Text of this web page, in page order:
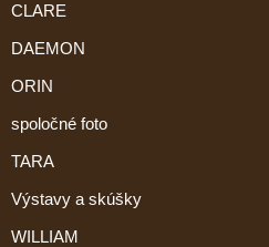
CLARE
DAEMON
ORIN
spoločné foto
TARA
Výstavy a skúšky
WILLIAM